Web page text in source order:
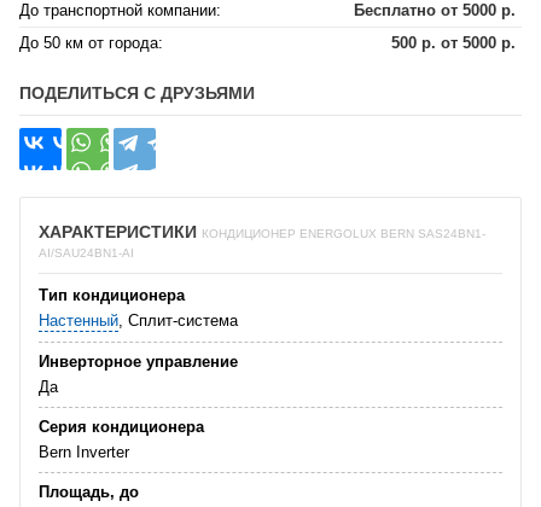
До транспортной компании:
Бесплатно от 5000 р.
До 50 км от города:
500 р. от 5000 р.
ПОДЕЛИТЬСЯ С ДРУЗЬЯМИ
ХАРАКТЕРИСТИКИ КОНДИЦИОНЕР ENERGOLUX BERN SAS24BN1-
AI/SAU24BN1-AI
Тип кондиционера
Настенный, Сплит-система
Инверторное управление
Да
Серия кондиционера
Bern Inverter
Площадь, до